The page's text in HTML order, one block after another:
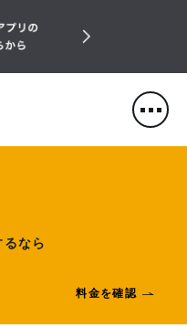
CYCLING（ハローサ
なら
料金を確認